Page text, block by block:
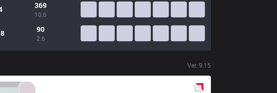
369
10.6
90
2.6
Ver. 9.15